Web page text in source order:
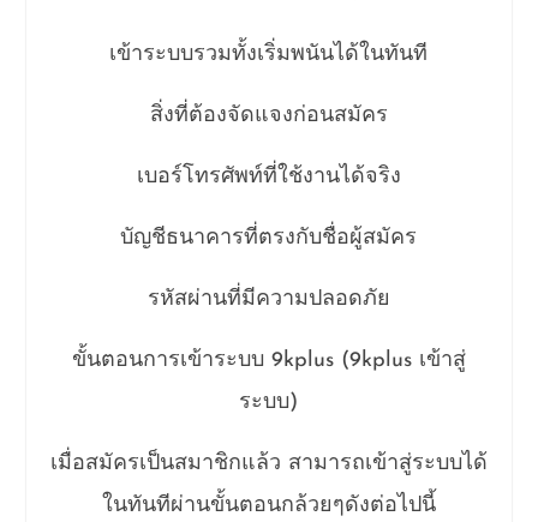
เข้าระบบรวมทั้งเริ่มพนันได้ในทันที
สิ่งที่ต้องจัดแจงก่อนสมัคร
เบอร์โทรศัพท์ที่ใช้งานได้จริง
บัญชีธนาคารที่ตรงกับชื่อผู้สมัคร
รหัสผ่านที่มีความปลอดภัย
ขั้นตอนการเข้าระบบ 9kplus (9kplus เข้าสู่
ระบบ)
เมื่อสมัครเป็นสมาชิกแล้ว สามารถเข้าสู่ระบบได้
ในทันทีผ่านขั้นตอนกล้วยๆดังต่อไปนี้